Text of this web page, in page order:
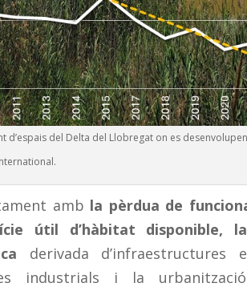
d’espais del Delta del Llobregat on es
amb la pèrdua de
útil d’hàbitat disponible,
derivada d’infraestructures
industrials i la urbanització